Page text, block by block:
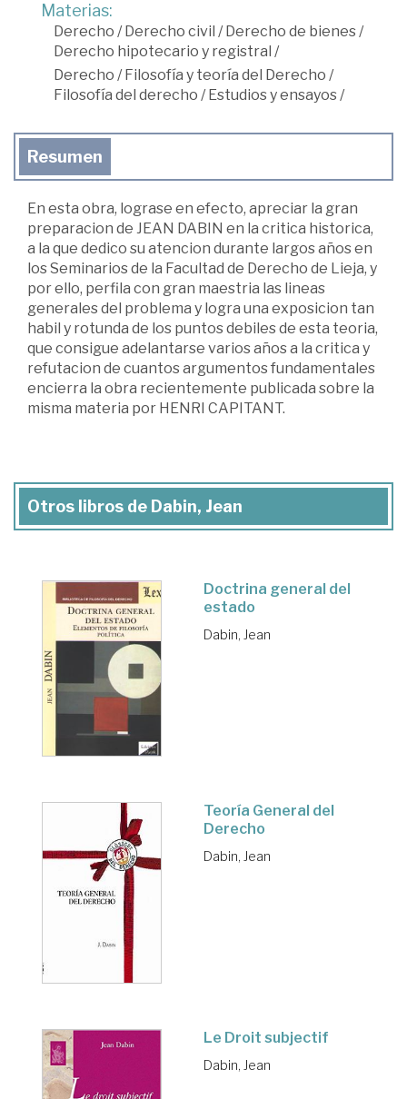
Materias:
Derecho / Derecho civil / Derecho de bienes/
Derecho hipotecario y registral /
Derecho / Filosofía y teoría del Derecho /
Filosofía del derecho / Estudios y ensayos/
Resumen
En esta obra, lograse en efecto, apreciar la gran
preparacion de JEAN DABIN en la critica historica,
a la que dedico su atencion durante largos años en
los Seminarios de la Facultad de Derecho de Lieja, y
por ello, perfila con gran maestria las lineas
generales del problema y logra una exposicion tan
habil y rotunda de los puntos debiles de esta teoria,
que consigue adelantarse varios años a la critica y
refutacion de cuantos argumentos fundamentales
encierra la obra recientemente publicada sobre la
misma materia por HENRI CAPITANT.
Otros libros de Dabin, Jean
Doctrina general del
estado
Dabin, Jean
Teoría General del
Derecho
Dabin, Jean
Le Droit subjectif
Dabin, Jean